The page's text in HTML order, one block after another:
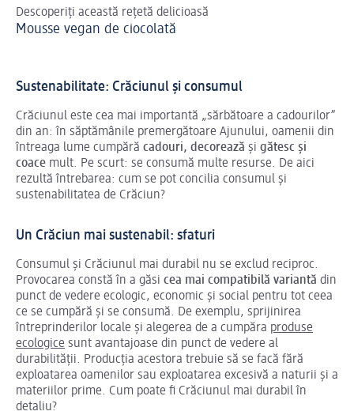
Descoperiți această rețetă delicioasă
Mousse vegan de ciocolată
Sustenabilitate: Crăciunul și consumul
Crăciunul este cea mai importantă „sărbătoare a cadourilor”
din an: în săptămânile premergătoare Ajunului, oamenii din
întreaga lume cumpără cadouri, decorează și gătesc și
coace mult. Pe scurt: se consumă multe resurse. De aici
rezultă întrebarea: cum se pot concilia consumul și
sustenabilitatea de Crăciun?
Un Crăciun mai sustenabil: sfaturi
Consumul și Crăciunul mai durabil nu se exclud reciproc.
Provocarea constă în a găsi cea mai compatibilă variantă din
punct de vedere ecologic, economic și social pentru tot ceea
ce se cumpără și se consumă. De exemplu, sprijinirea
întreprinderilor locale și alegerea de a cumpăra produse
ecologice sunt avantajoase din punct de vedere al
durabilității. Producția acestora trebuie să se facă fără
exploatarea oamenilor sau exploatarea excesivă a naturii și a
materiilor prime. Cum poate fi Crăciunul mai durabil în
detaliu?